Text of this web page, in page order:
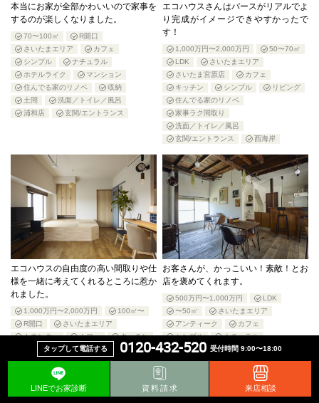
タップして電話する 0120-432-520 受付時間 9:00〜18:00
LINEでお家診断 資料請求 来店相談
本当にお家が全部かわいいので家事を
するのが楽しくなりました。
70〜100㎡
R開口
さいたまエリア
カフェ
シンプル
ナチュラル
ホテルライク
マンション
住んでる家のリノベ
収納
土間
洗面／トイレ／風呂
浦和店
玄関/エントランス
エコハウスさんはパースがリアルでよ
り完成がイメージできやすかったで
す！
1,000万円〜2,000万円
50〜70㎡
LDK
さいたまエリア
さいたま宮原店
カフェ
キッチン
シンプル
リビング
住んでる家のリノベ
家事ラク間取り
洗面／トイレ／風呂
玄関/エントランス
西海岸
エコハウスの自由度の高い間取りや仕
様を一緒に考えてくれるところに惹か
れました。
1,000万円〜2,000万円
100㎡〜
R開口
さいたまエリア
カウンター
カフェ
キッチン
シンプル
ナチュラル
パントリー/家事室
ペット
マンション
住んでる家のリノベ
お客さんが、かっこいい！素敵！とお
店を褒めてくれます。
500万円〜1,000万円
LDK
〜50㎡
さいたまエリア
アンティーク
カフェ
シンプル
ナチュラル
パントリー/家事室
ラフ
ヴィンテージ
収納
土間
店舗リノベ
店舗兼住宅